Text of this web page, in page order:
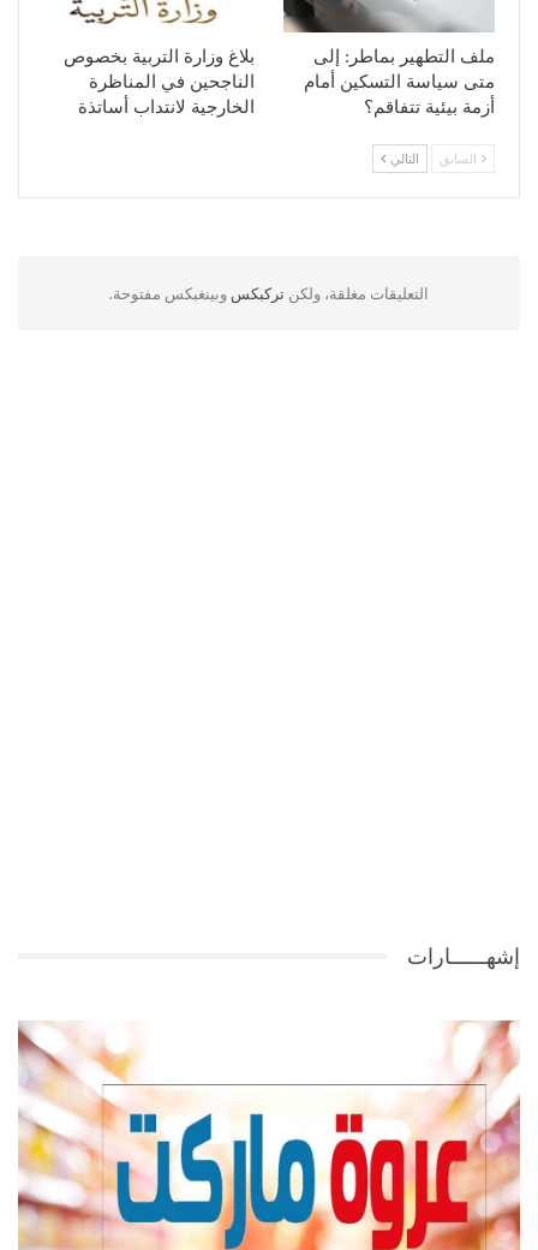
ملف التطهير بماطر: إلى
متى سياسة التسكين أمام
أزمة بيئية تتفاقم؟
بلاغ وزارة التربية بخصوص
الناجحين في المناظرة
الخارجية لانتداب أساتذة
السابق التالي
التعليقات مغلقة، ولكن تركبكس وبينغبكس مفتوحة.
إشهــــــارات